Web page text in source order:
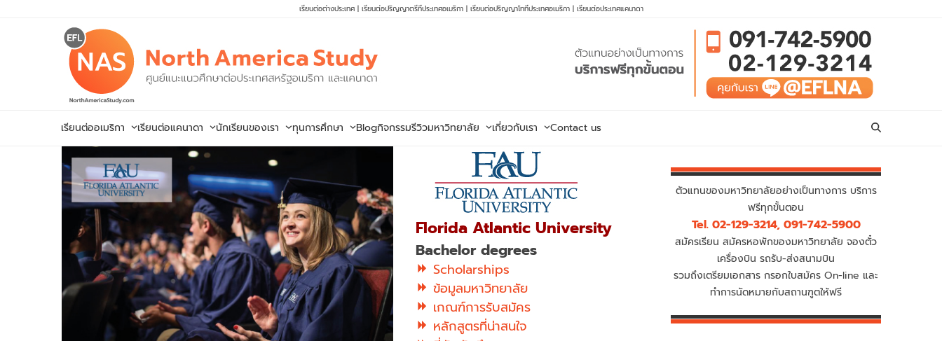
เรียนต่อต่างประเทศ| เรียนต่อปริญญาตรีที่ประเทศอเมริกา | เรียนต่อปริญญาโทที่ประเทศอเมริกา | เรียนต่อประเทศแคนาดา
เรียนต่ออเมริกา เรียนต่อแคนาดา นักเรียนของเรา ทุนการศึกษา Blogกิจกรรมรีวิวมหาวิทยาลัย เกี่ยวกับเรา Contact us
Florida Atlantic University
Bachelor degrees
Scholarships
ข้อมูลมหาวิทยาลัย
เกณฑ์การรับสมัคร
หลักสูตรที่น่าสนใจ
ตัวแทนของมหาวิทยาลัยอย่างเป็นทางการ บริการ
ฟรีทุกขั้นตอน
Tel. 02-129-3214, 091-742-5900
สมัครเรียน สมัครหอพักของมหาวิทยาลัย จองตั๋ว
เครื่องบิน รถรับ-ส่งสนามบิน
รวมถึงเตรียมเอกสาร กรอกใบสมัคร On-line และ
ทำการนัดหมายกับสถานฑูตให้ฟรี